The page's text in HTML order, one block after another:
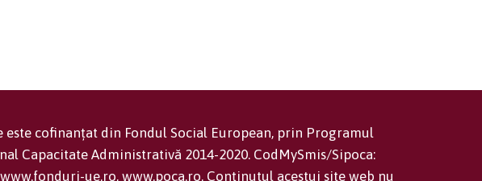
este cofinanțat din Fondul Social European, prin Programul
Capacitate Administrativă 2014-2020. CodMySmis/Sipoca:
ue.ro, www.poca.ro. Conținutul acestui site web nu